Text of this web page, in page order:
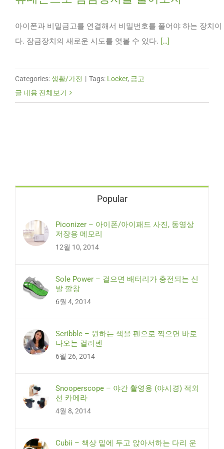
아이폰과 비밀금고를 연결해서 비밀번호를 풀어야 하는 장치이
다. 잠금장치의 새로운 시도를 엿볼 수 있다. […]
Categories:생활/가전 | Tags: Locker, 금고
글 내용 전체보기
Popular
Piconizer – 아이폰/아이패드 사진, 동영상
저장용 메모리
12월 10, 2014
Sole Power – 걸으면 배터리가 충전되는 신
발 깔창
6월 4, 2014
Scribble – 원하는 색을 펜으로 찍으면 바로
나오는 컬러펜
6월 26, 2014
Snooperscope – 야간 촬영용 (야시경) 적외
선 카메라
4월 8, 2014
Cubii – 책상 밑에 두고 앉아서하는 다리 운